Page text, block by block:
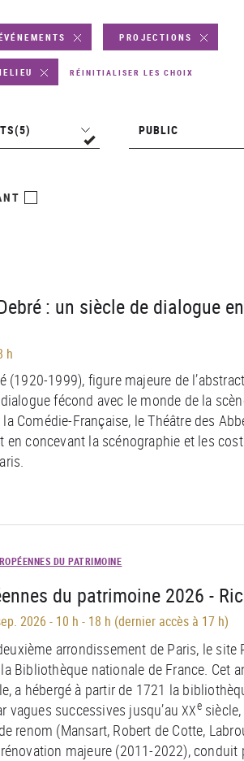
PROJECTIONS
RÉINITIALISER LES CHOIX
(5) PUBLIC
: un siècle de dialogue
h
(1920-1999), figure majeure de
fécond avec le monde de la
Comédie-Française, le Théâtre des
en concevant la scénographie et les
DU PATRIMOINE
du patrimoine 2026 -
2026 - 10 h - 18 h (dernier accès à 17 h)
arrondissement de Paris, le site
Bibliothèque nationale de France. Cet
a hébergé à partir de 1721 la
vagues successives jusqu’auXXesiècle,
renom (Mansart, Robert de Cotte,
majeure (2011-2022), conduit